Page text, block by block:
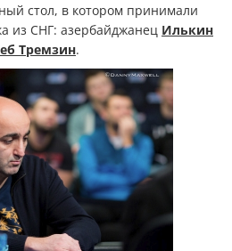
стол, в котором принимали
из СНГ: азербайджанец Илькин
Тремзин.